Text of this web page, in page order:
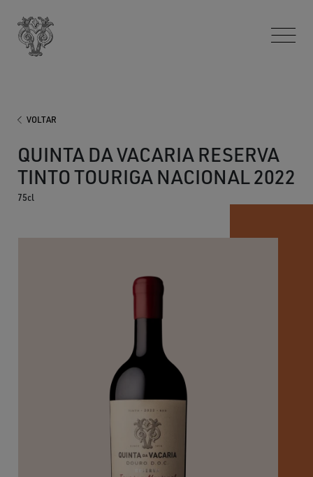
VOLTAR
QUINTA DA VACARIA RESERVA
TINTO TOURIGA NACIONAL 2022
75cl